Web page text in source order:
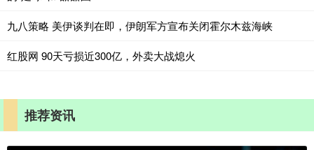
九八策略 美伊谈判在即，伊朗军方宣布关闭霍尔木兹海峡
红股网 90天亏损近300亿，外卖大战熄火
推荐资讯